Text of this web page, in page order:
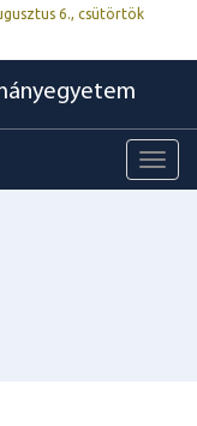
6., csütörtök